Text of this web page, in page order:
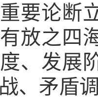
要论断
放之四
、发展
、矛盾